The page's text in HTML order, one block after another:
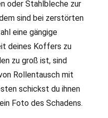
oder Stahlbleche zur
sind bei zerstörten
eine gängige
deines Koffers zu
zu groß ist, sind
Rollentausch mit
schickst du ihnen
Foto des Schadens.